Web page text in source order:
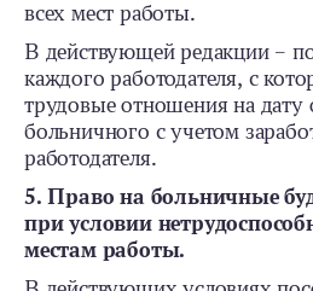
всех мест работы.
В действующей редакции –
каждого работодателя, с
трудовые отношения на дату
больничного с учетом
работодателя.
5. Право на больничные
при условии
местам работы.